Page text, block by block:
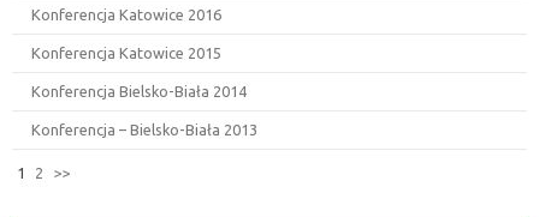
Konferencja Katowice 2016
Konferencja Katowice 2015
Konferencja Bielsko-Biała 2014
Konferencja – Bielsko-Biała 2013
1 2 >>